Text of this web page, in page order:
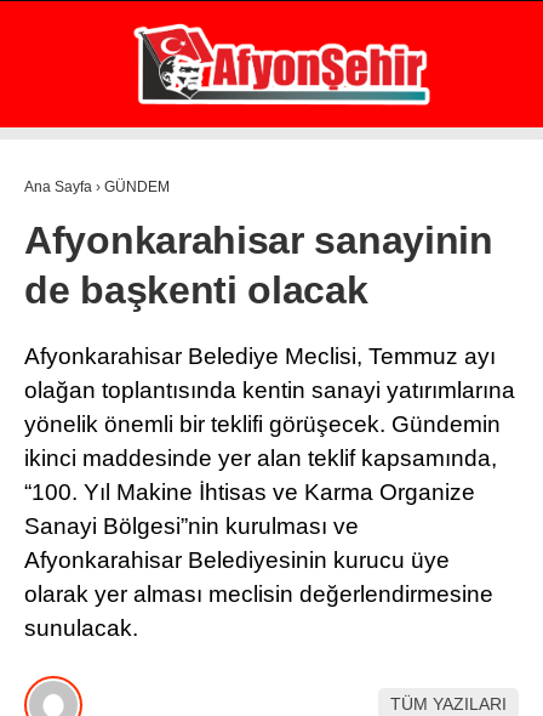
WhatsApp İhbar Hattı
31.8 °
AFYON
GÜNDEM
EKONOMİ
ASAYİŞ
POLİTİKA
SPOR
EĞİTİM
İLÇE
DIĞER
ÇEVRE
RESMI İLANLAR
Ana Sayfa › GÜNDEM
Afyonkarahisar sanayinin
de başkenti olacak
Afyonkarahisar Belediye Meclisi, Temmuz ayı
olağan toplantısında kentin sanayi yatırımlarına
yönelik önemli bir teklifi görüşecek. Gündemin
ikinci maddesinde yer alan teklif kapsamında,
“100. Yıl Makine İhtisas ve Karma Organize
Sanayi Bölgesi”nin kurulması ve
Afyonkarahisar Belediyesinin kurucu üye
olarak yer alması meclisin değerlendirmesine
sunulacak.
TÜM YAZILARI